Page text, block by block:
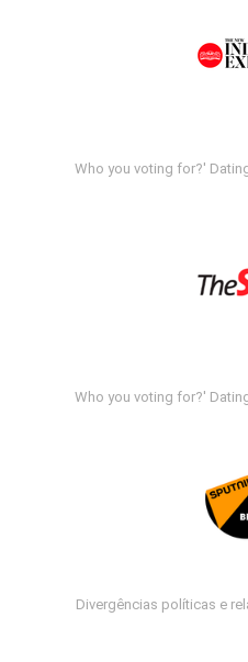
Who you voting for?'
Who you voting for?'
Divergências políticas e